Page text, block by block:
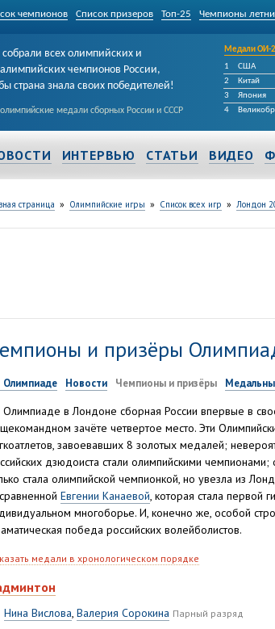
чемпионов Список призеров Топ-25 Чемпионы
всех олимпийских и
чемпионов России,
страна знала своих победителей!
медали сборных России и СССР
Медали ОИ-
1
США
2
Китай
3
Япония
4
ИНТЕРВЬЮ СТАТЬИ ВИДЕО
страница » Олимпийские игры » Список всех игр » Лондон
и призёры
Олимпиаде Новости Чемпионы и призёры
в Лондоне сборная России впервые в
зачёте четвертое место. Эти
завоевавших 8 золотых медалей;
дзюдоиста стали олимпийскими чемпионами;
стала олимпийской чемпионкой, но увезла из
Евгении Канаевой, которая стала первой
многоборье. И, конечно же, особой
победа российских волейболистов.
медали в хронологическом порядке
Нина Вислова, Валерия Сорокина Парный разряд